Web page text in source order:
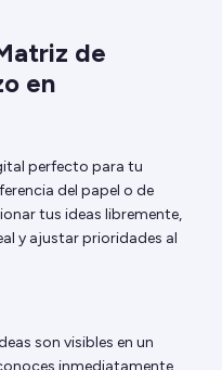
de
en
perfecto para tu
del papel o de
tus ideas libremente,
y ajustar prioridades al
son visibles en un
inmediatamente